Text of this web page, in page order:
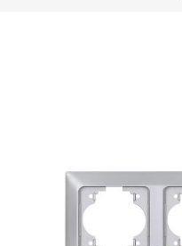
Aydınlatma
Anahtar/Grup